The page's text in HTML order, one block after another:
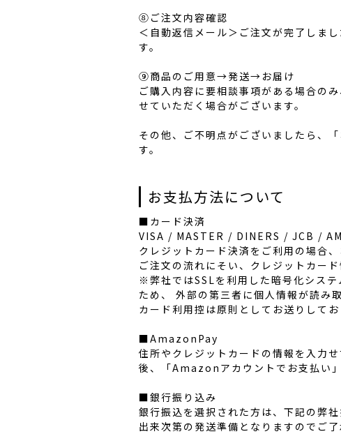
⑧ご注文内容確認
＜自動返信メール＞ご注文が完了しま
す。
⑨商品のご用意→発送→お届け
ご購入内容に要相談事項がある場合の
せていただく場合がございます。
その他、ご不明点がございましたら、
す。
お支払方法について
■カード決済
VISA / MASTER / DINERS / JCB /
クレジットカード決済をご利用の場合
ご注文の流れにそい、クレジットカー
※弊社ではSSLを利用した暗号化シス
ため、 外部の第三者に個人情報が読み
カード利用控は原則としてお送りして
■AmazonPay
住所やクレジットカードの情報を入力
後、「Amazonアカウントでお支払い
■銀行振り込み
銀行振込を選択された方は、下記の弊
出来次第の発送準備となりますのでご了